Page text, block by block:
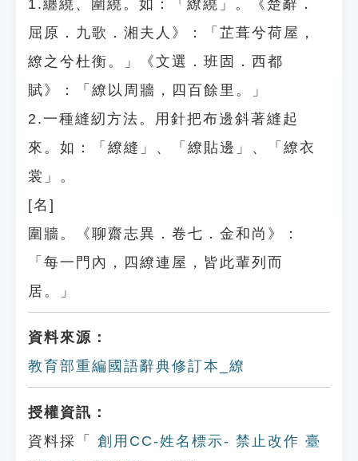
1.纏繞、圍繞。如：「繚繞」。《楚辭．
屈原．九歌．湘夫人》：「芷葺兮荷屋，
繚之兮杜衡。」《文選．班固．西都
賦》：「繚以周牆，四百餘里。」
2.一種縫紉方法。用針把布邊斜著縫起
來。如：「繚縫」、「繚貼邊」、「繚衣
裳」。
[名]
圍牆。《聊齋志異．卷七．金和尚》：
「每一門內，四繚連屋，皆此輩列而
居。」
資料來源：
教育部重編國語辭典修訂本_繚
授權資訊：
資料採「
創用CC-姓名標示- 禁止改作 臺